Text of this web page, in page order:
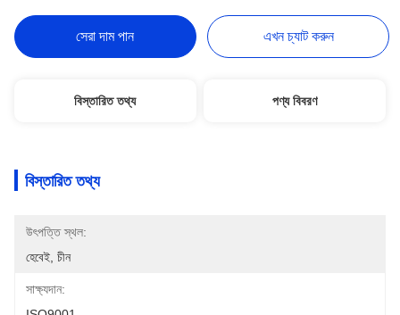
সেরা দাম পান এখন চ্যাট করুন
বিস্তারিত তথ্য পণ্য বিবরণ
বিস্তারিত তথ্য
উৎপত্তি স্থল:
হেবেই, চীন
সাক্ষ্যদান: